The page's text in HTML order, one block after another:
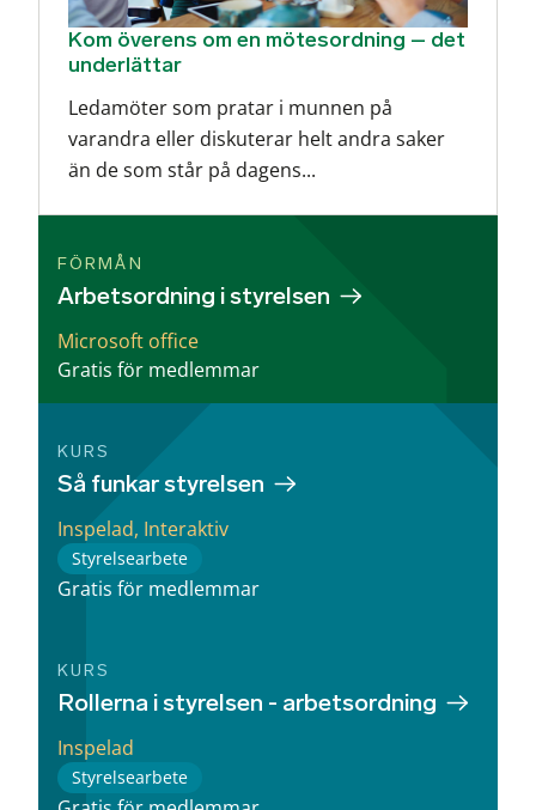
Kom överens om en mötesordning – det
underlättar
Ledamöter som pratar i munnen på
varandra eller diskuterar helt andra saker
än de som står på dagens...
FÖRMÅN
Arbetsordning i styrelsen
Microsoft office
Gratis för medlemmar
KURS
Så funkar styrelsen
Inspelad, Interaktiv
Styrelsearbete
Gratis för medlemmar
KURS
Rollerna i styrelsen - arbetsordning
Inspelad
Styrelsearbete